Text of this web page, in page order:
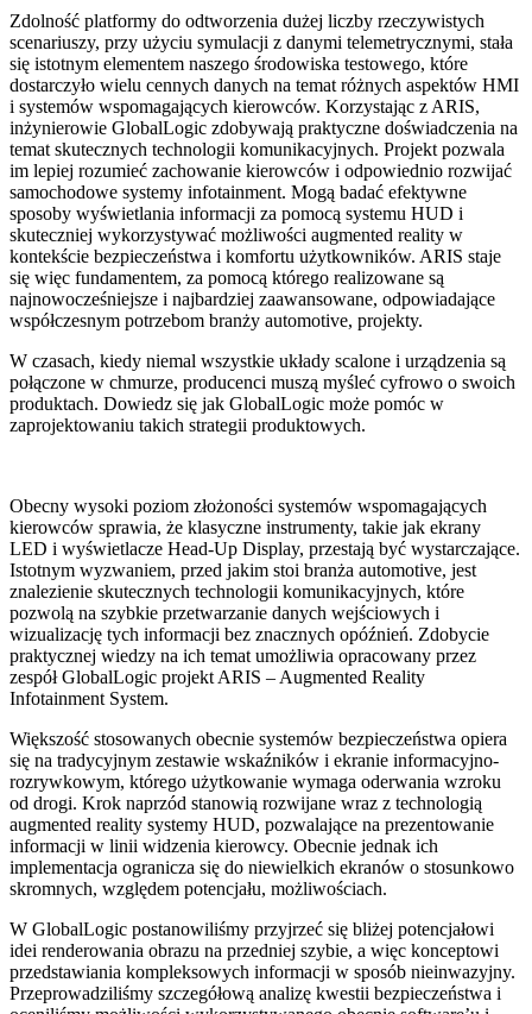
Zdolność platformy do odtworzenia dużej liczby rzeczywistych
scenariuszy, przy użyciu symulacji z danymi telemetrycznymi, stała
się istotnym elementem naszego środowiska testowego, które
dostarczyło wielu cennych danych na temat różnych aspektów HMI
i systemów wspomagających kierowców. Korzystając z ARIS,
inżynierowie GlobalLogic zdobywają praktyczne doświadczenia na
temat skutecznych technologii komunikacyjnych. Projekt pozwala
im lepiej rozumieć zachowanie kierowców i odpowiednio rozwijać
samochodowe systemy infotainment. Mogą badać efektywne
sposoby wyświetlania informacji za pomocą systemu HUD i
skuteczniej wykorzystywać możliwości augmented reality w
kontekście bezpieczeństwa i komfortu użytkowników. ARIS staje
się więc fundamentem, za pomocą którego realizowane są
najnowocześniejsze i najbardziej zaawansowane, odpowiadające
współczesnym potrzebom branży automotive, projekty.
W czasach, kiedy niemal wszystkie układy scalone i urządzenia są
połączone w chmurze, producenci muszą myśleć cyfrowo o swoich
produktach. Dowiedz się jak GlobalLogic może pomóc w
zaprojektowaniu takich strategii produktowych.
Obecny wysoki poziom złożoności systemów wspomagających
kierowców sprawia, że klasyczne instrumenty, takie jak ekrany
LED i wyświetlacze Head-Up Display, przestają być wystarczające.
Istotnym wyzwaniem, przed jakim stoi branża automotive, jest
znalezienie skutecznych technologii komunikacyjnych, które
pozwolą na szybkie przetwarzanie danych wejściowych i
wizualizację tych informacji bez znacznych opóźnień. Zdobycie
praktycznej wiedzy na ich temat umożliwia opracowany przez
zespół GlobalLogic projekt ARIS – Augmented Reality
Infotainment System.
Większość stosowanych obecnie systemów bezpieczeństwa opiera
się na tradycyjnym zestawie wskaźników i ekranie informacyjno-
rozrywkowym, którego użytkowanie wymaga oderwania wzroku
od drogi. Krok naprzód stanowią rozwijane wraz z technologią
augmented reality systemy HUD, pozwalające na prezentowanie
informacji w linii widzenia kierowcy. Obecnie jednak ich
implementacja ogranicza się do niewielkich ekranów o stosunkowo
skromnych, względem potencjału, możliwościach.
W GlobalLogic postanowiliśmy przyjrzeć się bliżej potencjałowi
idei renderowania obrazu na przedniej szybie, a więc konceptowi
przedstawiania kompleksowych informacji w sposób nieinwazyjny.
Przeprowadziliśmy szczegółową analizę kwestii bezpieczeństwa i